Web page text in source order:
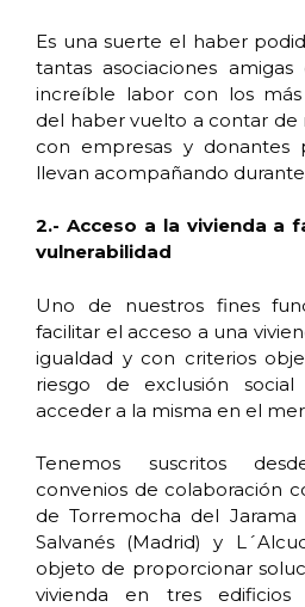
Es una suerte el haber
tantas asociaciones
increíble labor con los más
del haber vuelto a contar de
con empresas y donantes
llevan acompañando durante
2.- Acceso a la vivienda a
vulnerabilidad
Uno de nuestros fines
facilitar el acceso a una
igualdad y con criterios
riesgo de exclusión
acceder a la misma en el
Tenemos suscritos
convenios de colaboración
de Torremocha del Jarama
Salvanés (Madrid) y
objeto de proporcionar
vivienda en tres